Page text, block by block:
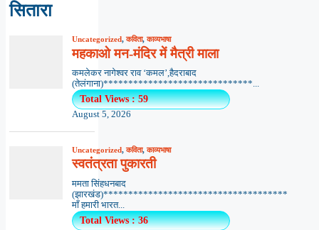
सितारा
Uncategorized,कविता,काव्यभाषा
महकाओ मन-मंदिर में मैत्री माला
कमलेकर नागेश्वर राव ‘कमल’,हैदराबाद
(तेलंगाना)******************************...
Total Views : 59
August 5, 2026
Uncategorized,कविता,काव्यभाषा
स्वतंत्रता पुकारती
ममता सिंहधनबाद
(झारखंड)*************************************
माँ हमारी भारत...
Total Views : 36